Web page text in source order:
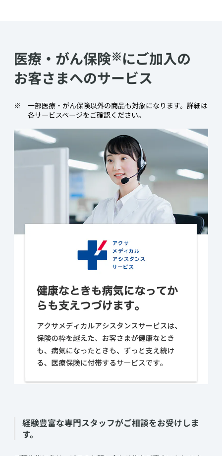
医療・がん保険※にご加入の
お客さまへのサービス
​一部医療・がん保険以外の商品も対象になります。詳細は
各サービスページをご確認ください。
​経験豊富な専門スタッフがご相談をお受けしま
す。